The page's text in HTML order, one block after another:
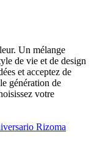
Un mélange
de vie et de design
et acceptez de
génération de
votre
Rizoma